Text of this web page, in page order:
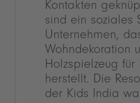
Kontakten
sind ein soziales
Unternehmen,
Wohndekoration
Holzspielzeug für
herstellt. Die
der Kids India